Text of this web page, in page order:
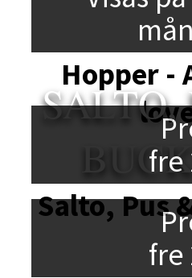
Hopper -
SALTO,
fre
Salto, Pus
fre